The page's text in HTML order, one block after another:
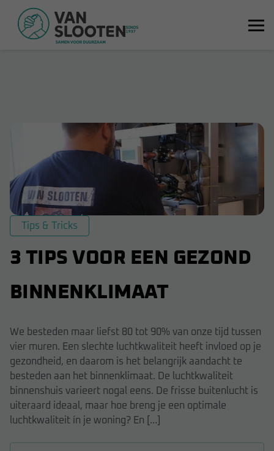
Tips & Tricks
3 TIPS VOOR EEN GEZOND
BINNENKLIMAAT
We besteden maar liefst 80 tot 90% van onze tijd tussen
vier muren. Een slechte luchtkwaliteit heeft invloed op je
gezondheid, en daarom is het belangrijk aandacht te
besteden aan het binnenklimaat. De luchtkwaliteit
binnenshuis varieert nogal eens. De frisse buitenlucht is
uiteraard ideaal, maar hoe breng je een optimale
luchtkwaliteit ín je woning? En […]